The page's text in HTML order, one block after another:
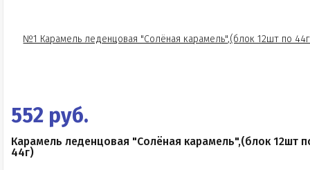
552 руб.
Карамель леденцовая "Солёная карамель",(блок 12шт
44г)